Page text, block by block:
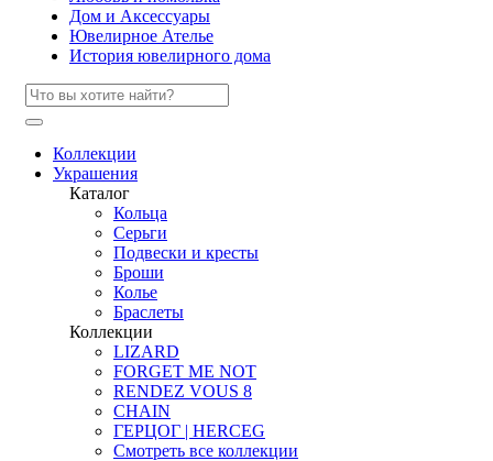
Дом и Аксессуары
Ювелирное Ателье
История ювелирного дома
Коллекции
Украшения
Каталог
Кольца
Серьги
Подвески и кресты
Броши
Колье
Браслеты
Коллекции
LIZARD
FORGET ME NOT
RENDEZ VOUS 8
CHAIN
ГЕРЦОГ | HERCEG
Смотреть все коллекции